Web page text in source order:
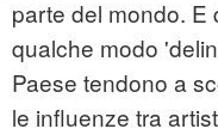
parte del mondo. E
qualche modo
Paese tendono a
le influenze tra